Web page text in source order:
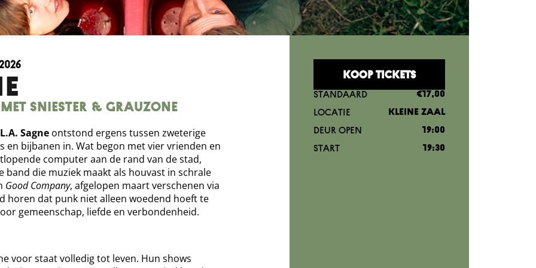
Sniester & Grauzone
L.A. Sagne ontstond ergens tussen zweterige
en bijbanen in. Wat begon met vier vrienden en
computer aan de rand van de stad,
die muziek maakt als houvast in schrale
Good Company, afgelopen maart verschenen via
horen dat punk niet alleen woedend hoeft te
gemeenschap, liefde en verbondenheid.
voor staat volledig tot leven. Hun shows
KOOP TICKETS
STANDAARD €17,00
LOCATIE KLEINE ZAAL
DEUR OPEN 19:00
START 19:30